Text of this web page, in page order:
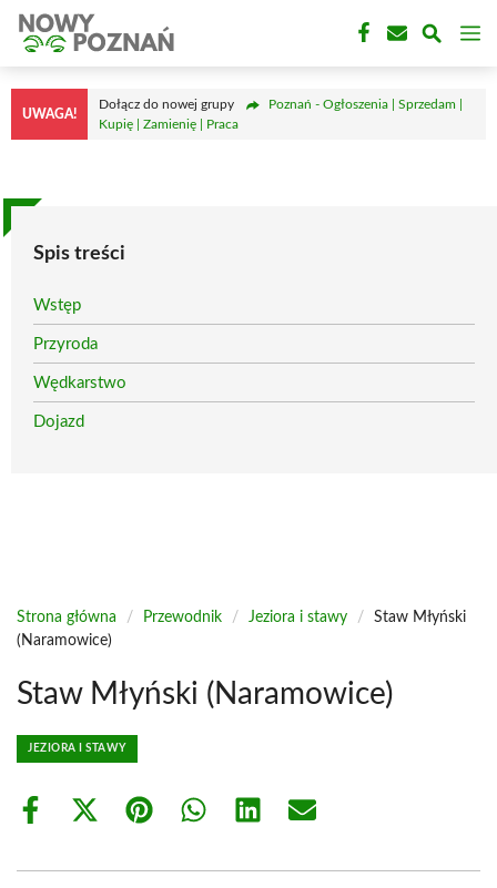
Przejdź
treści
UWAGA!
Dołącz do nowej grupy
Poznań - Ogłoszenia | Sprzedam |
Kupię | Zamienię | Praca
Spis treści
Wstęp
Przyroda
Wędkarstwo
Dojazd
Strona główna / Przewodnik / Jeziora i stawy /
Staw Młyński
(Naramowice)
Staw Młyński (Naramowice)
JEZIORA I STAWY
Share
Share
(Twitter)
Share Share Share Share